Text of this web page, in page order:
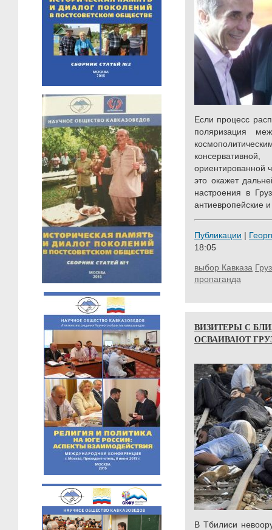
Если процесс
поляризация
ориентированной
это окажет
настроения в
антиевропейские
Публикации |
18:05
выбор Кавказа
пропаганда
ВИЗИТЕРЫ С
ОСВАИВАЮТ
В Тбилиси